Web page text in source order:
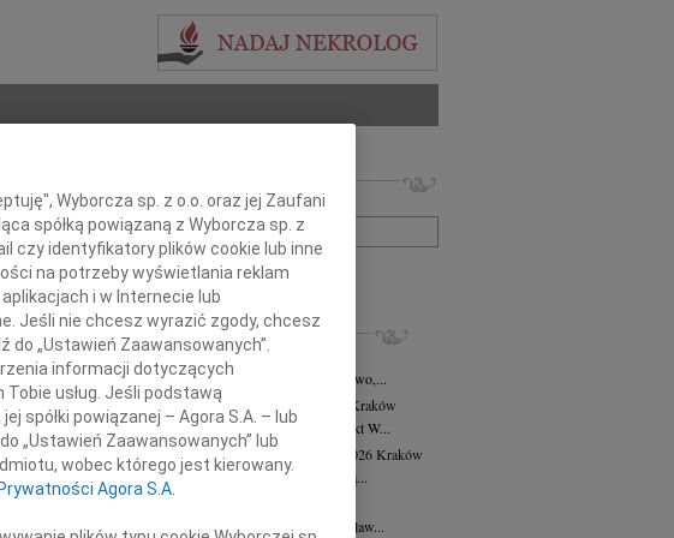
Imię i nazwisko lub numer ogłoszenia:
+ szukanie zaawansowane
INNE NEKROLOGI
03.08.2026Kraków
Dla Basi Domek, Dora i Klaudiusz, Eliza, Gwo,...
Magdalena Płonka-Kalkowska
Kraków
Magdalena Płonka-Kalkowska Kuka architekt W...
Barbara Tworzewska-Mikołajewicz
02.07.2026 Kraków
Z głębokim żalem żegnamy naszą wieloletnią...
Stanisław Król
23 czerwca 2026 roku odszedł Mistrz Stanisław...
Wyborcza sp. z o.o. oraz jej Zaufani
spółką powiązaną z Wyborcza sp. z
czy identyfikatory plików cookie lub inne
na potrzeby wyświetlania reklam
i w Internecie lub
Jeśli nie chcesz wyrazić zgody, chcesz
„Ustawień Zaawansowanych”.
informacji dotyczących
usług. Jeśli podstawą
spółki powiązanej – Agora S.A. – lub
„Ustawień Zaawansowanych” lub
wobec którego jest kierowany.
Agora S.A.